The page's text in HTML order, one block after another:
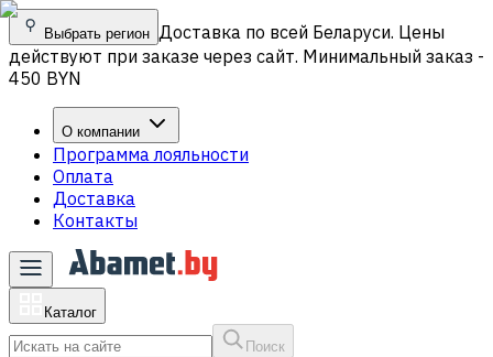
Выбрать регион Доставка по всей Беларуси. Цены
действуют при заказе через сайт. Минимальный заказ -
450 BYN
О компании
Программа лояльности
Оплата
Доставка
Контакты
Каталог
Поиск